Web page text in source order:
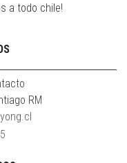
a todo chile!
RM